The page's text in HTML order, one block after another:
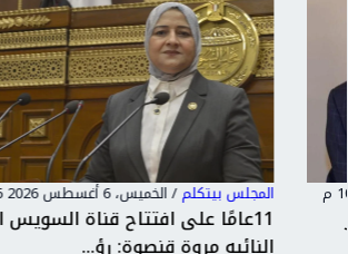
المجلس بيتكلم/الخميس، 6 أغسطس 2026 3:36 م
11عامًا على افتتاح قناة السويس الجديدة
النائبه مروة قنصوة: رؤ...